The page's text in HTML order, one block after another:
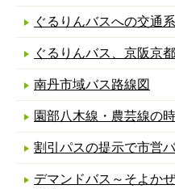
ぐるりんバスへの交通
ぐるりんバス、京阪京
南丹市域バス路線図
園部八木線・農芸線の
割引パスの提示で市営
デマンドバス～そよか